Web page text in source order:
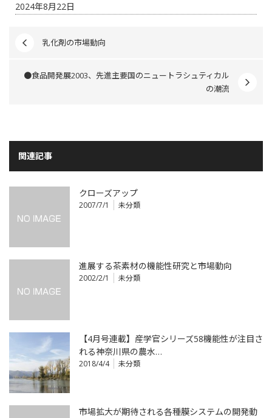
2024年8月22日
乳化剤の市場動向
●食品開発展2003、先進主要国のニュートラシュティカル
の潮流
関連記事
クローズアップ
2007/7/1 未分類
進展する茶素材の機能性研究と市場動向
2002/2/1 未分類
【4月号連載】産学官シリーズ58機能性が注目さ
れる神奈川県の農水…
2018/4/4 未分類
市場拡大が期待される各種膜システムの開発動